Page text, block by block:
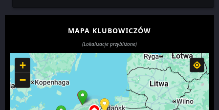
MAPA KLUBOWICZÓW
(Lokalizacje przybliżone)
+
−